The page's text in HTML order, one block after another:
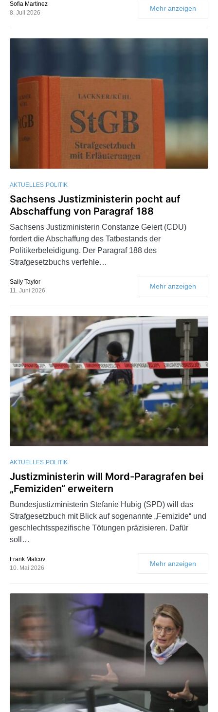
Sofia Martinez
8. Juli 2026
Mehr anzeigen
AKTUELLES POLITIK
Sachsens Justizministerin pocht auf
Abschaffung von Paragraf 188
Sachsens Justizministerin Constanze Geiert (CDU)
fordert die Abschaffung des Tatbestands der
Politikerbeleidigung. Der Paragraf 188 des
Strafgesetzbuchs verfehle…
Sally Taylor
11. Juni 2026
Mehr anzeigen
AKTUELLES POLITIK
Justizministerin will Mord-Paragrafen bei
„Femiziden“ erweitern
Bundesjustizministerin Stefanie Hubig (SPD) will das
Strafgesetzbuch mit Blick auf sogenannte „Femizide“ und
geschlechtsspezifische Tötungen präzisieren. Dafür
soll…
Frank Malcov
10. Mai 2026
Mehr anzeigen